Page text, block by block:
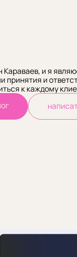
и я
принятия и
к каждому